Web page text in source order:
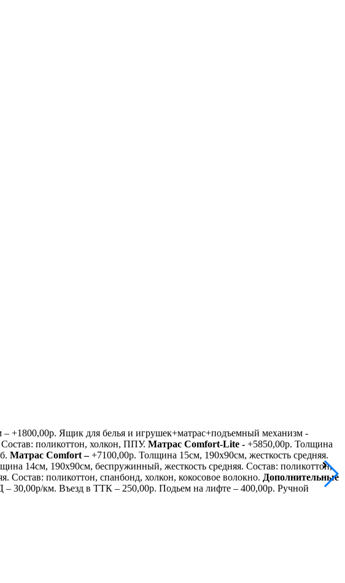
+1800,00р. Ящик для белья и игрушек+матрас+подъемный механизм -
поликоттон, холкон, ППУ. Матрас Comfort-Lite - +5850,00р. Толщина
Матрас Comfort–+7100,00р. Толщина 15см, 190х90см, жесткость средняя.
14см, 190х90см, беспружинный, жесткость средняя. Состав: поликоттон,
поликоттон, спанбонд, холкон, кокосовое волокно. Дополнительные
км. Въезд в ТТК – 250,00р. Подьем на лифте – 400,00р. Ручной